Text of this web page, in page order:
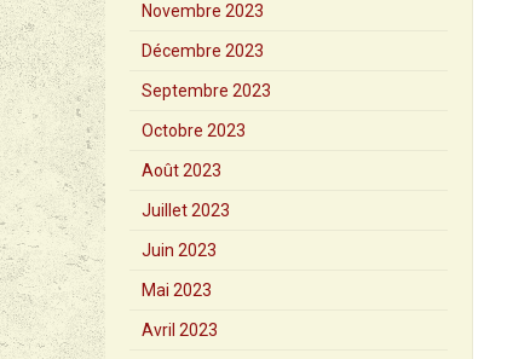
Novembre 2023
Décembre 2023
Septembre 2023
Octobre 2023
Août 2023
Juillet 2023
Juin 2023
Mai 2023
Avril 2023